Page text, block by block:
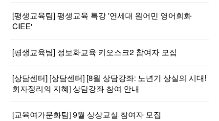
[평생교육팀] 평생교육 특강 '연세대 원어민 영어회화
CIEE'
[평생교육팀] 정보화교육 키오스크2 참여자 모집
[상담센터] [상담센터] [8월 상담강좌: 노년기 상실의 시대!
회자정리의 지혜] 상담강좌 참여 안내
[교육여가문화팀] 9월 상상교실 참여자 모집